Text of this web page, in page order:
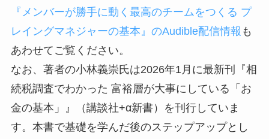
『メンバーが勝手に動く最高のチームをつくる プ
レイングマネジャーの基本』のAudible配信情報 も
あわせてご覧ください。
なお、著者の小林義崇氏は2026年1月に最新刊『相
続税調査でわかった 富裕層が大事にしている「お
金の基本」』（講談社+α新書）を刊行していま
す。本書で基礎を学んだ後のステップアップとし